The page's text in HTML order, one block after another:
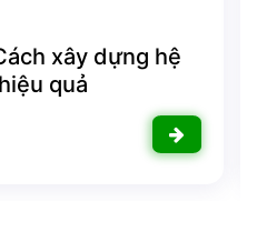
5 loại hình
26/11/2024